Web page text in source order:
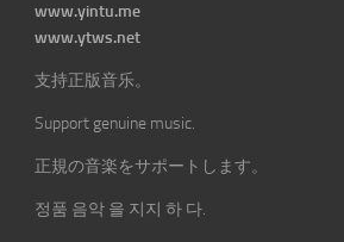
www.yintu.me
www.ytws.net
支持正版音乐。
Support genuine music.
正規の音楽をサポートします。
정품 음악 을 지지 하 다.